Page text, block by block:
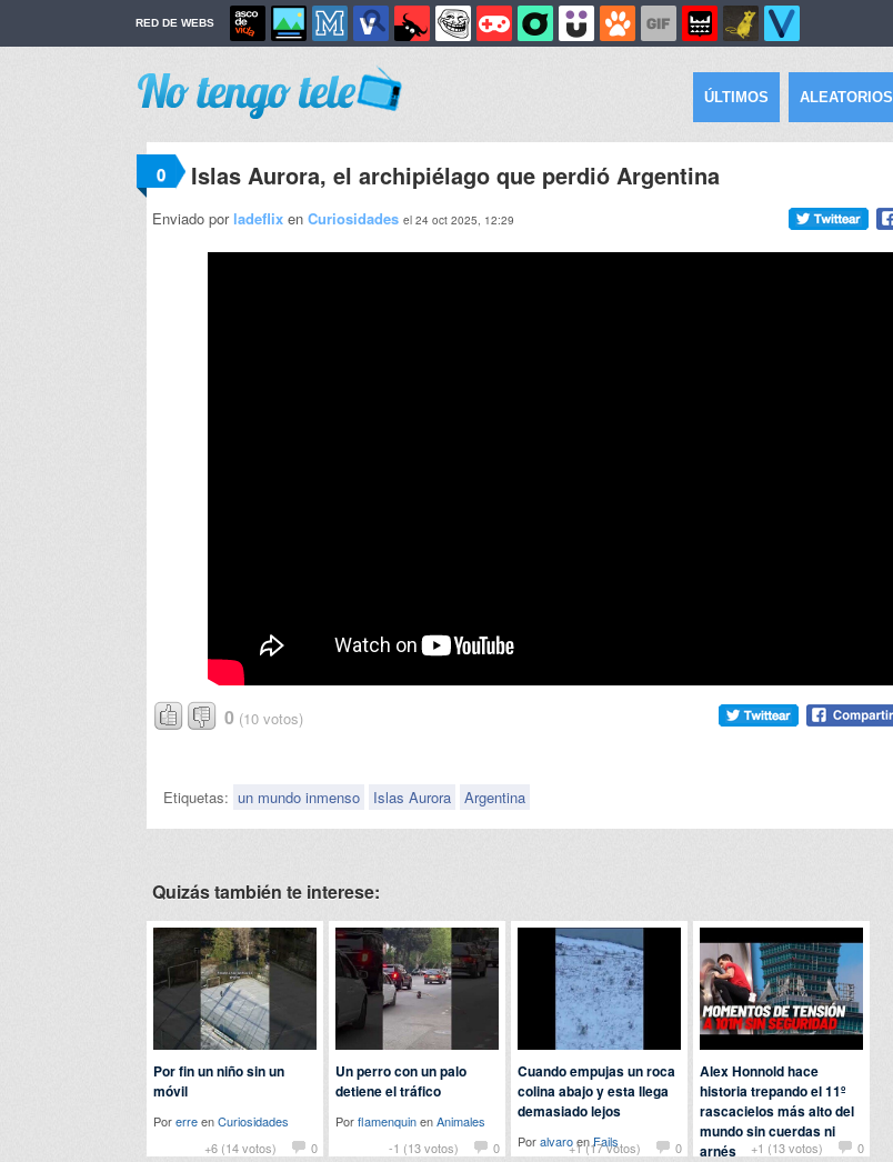
RED DE WEBS
ÚLTIMOS ALEATORIOS
0 Islas Aurora, el archipiélago que perdió Argentina
Enviado por ladeflix en Curiosidades el 24 oct 2025, 12:29
0 (10 votos)
Etiquetas: un mundo inmenso Islas Aurora Argentina
Quizás también te interese:
+6 (14 votos) 0
Por fin un niño sin un
móvil
PorerreenCuriosidades
-1 (13 votos)
0
Un perro con un palo
detiene el tráfico
PorflamenquinenAnimales
+1 (17 votos)
0
Cuando empujas un roca
colina abajo y esta llega
demasiado lejos
PoralvaroenFails +1 (13 votos) 0
Alex Honnold hace
historia trepando el 11º
rascacielos más alto del
mundo sin cuerdas ni
arnés